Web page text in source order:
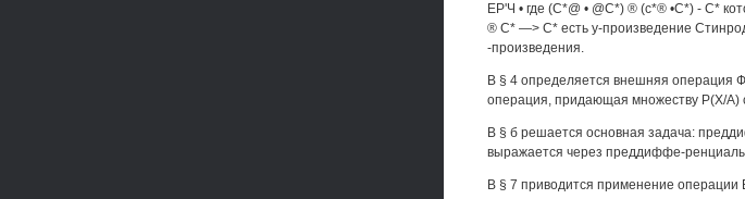
ЕР'Ч • где (С*@ • @С*) ® (с*® •С*) - С*
® С* —> С* есть у-произведение
-произведения.
В § 4 определяется внешняя операция
операция, придающая множеству Р(Х/А)
В § б решается основная задача:
выражается через преддиффе-
В § 7 приводится применение